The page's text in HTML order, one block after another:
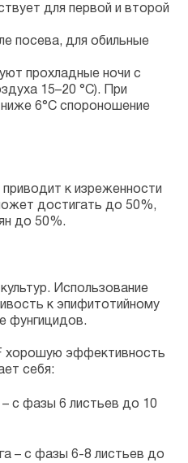
для первой и второй
посева, для обильные
прохладные ночи с
15–20 °С). При
6°С спороношение
к изреженности
достигать до 50%,
до 50%.
Использование
к эпифитотийному
фунгицидов.
хорошую эффективность
себя:
– с фазы 6 листьев до 10
– с фазы 6-8 листьев до